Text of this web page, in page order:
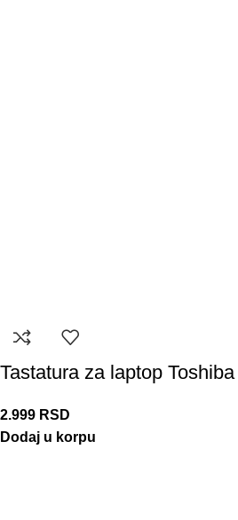
Tastatura za laptop
2.999 RSD
Dodaj u korpu